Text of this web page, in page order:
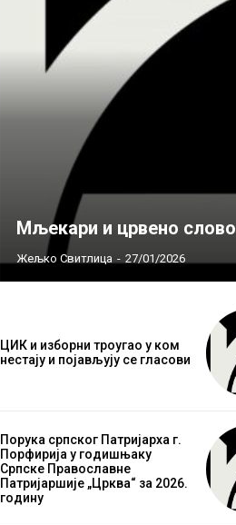
Mљекари и црвено слово
Жељко Свитлица - 27/01/2026
ЦИК и изборни троугао у ком
нестају и појављују се гласови
Порука српског Патријарха г.
Порфирија у годишњаку
Српске Православне
Патријаршије „Црква“ за 2026.
годину